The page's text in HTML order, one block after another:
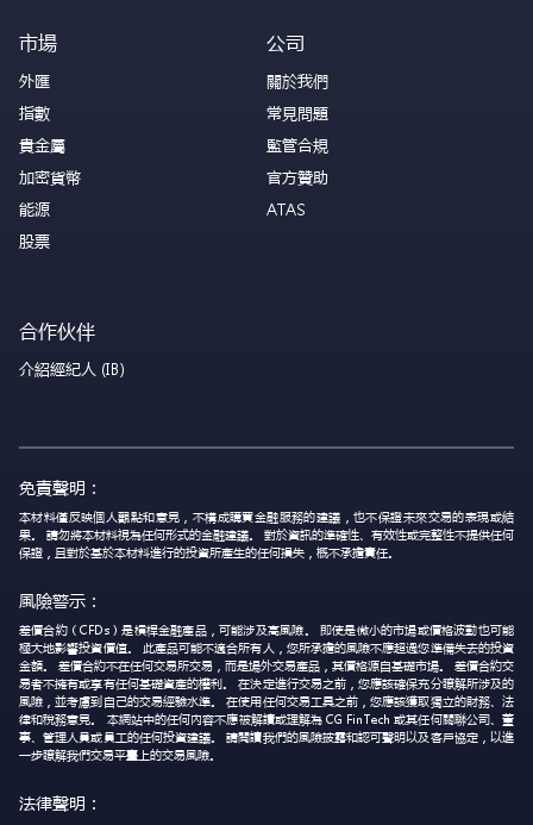
市場
外匯
指數
貴金屬
加密貨幣
能源
股票
公司
關於我們
常見問題
監管合規
官方贊助
ATAS
合作伙伴
介紹經紀人 (IB)
免責聲明：
本材料僅反映個人觀點和意見，不構成購買金融服務的建議，也不保證未來交易的表現或結
果。 請勿將本材料視為任何形式的金融建議。 對於資訊的準確性、有效性或完整性不提供任何
保證，且對於基於本材料進行的投資所產生的任何損失，概不承擔責任。
風險警示：
差價合約（CFDs）是槓桿金融產品，可能涉及高風險。 即使是微小的市場或價格波動也可能
極大地影響投資價值。 此產品可能不適合所有人，您所承擔的風險不應超過您準備失去的投資
金額。 差價合約不在任何交易所交易，而是場外交易產品，其價格源自基礎市場。 差價合約交
易者不擁有或享有任何基礎資產的權利。 在決定進行交易之前，您應該確保充分瞭解所涉及的
風險，並考慮到自己的交易經驗水準。 在使用任何交易工具之前，您應該獲取獨立的財務、法
律和稅務意見。 本網站中的任何內容不應被解讀或理解為 CG FinTech 或其任何關聯公司、董
事、管理人員或員工的任何投資建議。 請閱讀我們的風險披露和認可聲明以及客戶協定，以進
一步瞭解我們交易平臺上的交易風險。
法律聲明：